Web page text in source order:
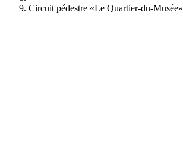
Circuit pédestre «Le Quartier-du-Musée»